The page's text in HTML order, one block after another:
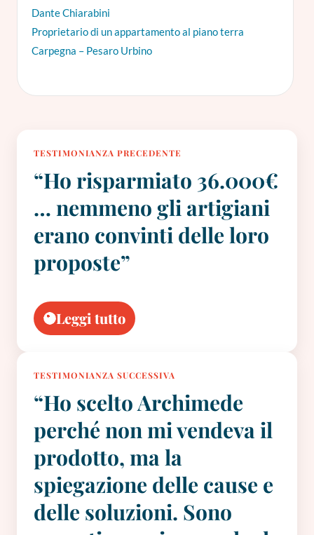
Dante Chiarabini
Proprietario di un appartamento al piano terra
Carpegna – Pesaro Urbino
TESTIMONIANZA PRECEDENTE
“Ho risparmiato 36.000€
… nemmeno gli artigiani
erano convinti delle loro
proposte”
Leggi tutto
TESTIMONIANZA SUCCESSIVA
“Ho scelto Archimede
perché non mi vendeva il
prodotto, ma la
spiegazione delle cause e
delle soluzioni. Sono